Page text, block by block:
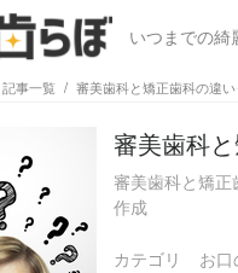
いつまでの綺
記事一覧 審美歯科と矯正歯科の違
審美歯科
審美歯科と矯
作成
カテゴリ お